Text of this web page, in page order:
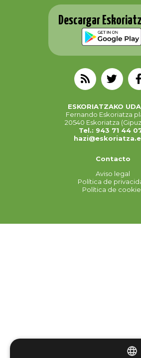
Descargar
ESKORIATZAKO
Fernando Eskoriatza
20540 Eskoriatza
Tel.: 943 71 44
Contacto
Aviso legal
Política de
Política de